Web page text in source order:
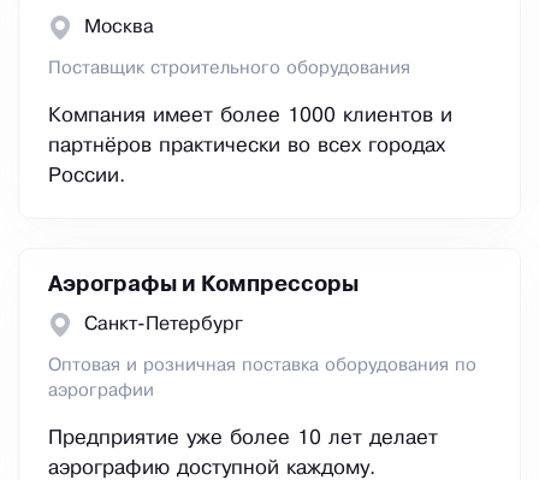
Москва
Поставщик строительного оборудования
Компания имеет более 1000 клиентов и
партнёров практически во всех городах
России.
Аэрографы и Компрессоры
Санкт-Петербург
Оптовая и розничная поставка оборудования по
аэрографии
Предприятие уже более 10 лет делает
аэрографию доступной каждому.